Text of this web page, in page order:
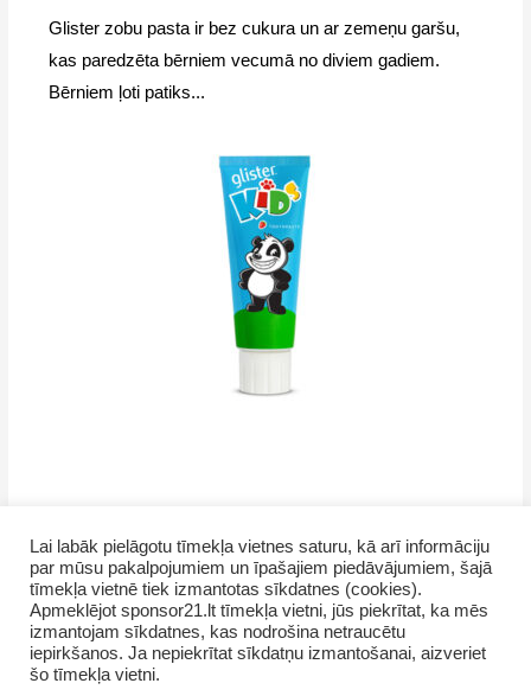
Glister zobu pasta ir bez cukura un ar zemeņu garšu,
kas paredzēta bērniem vecumā no diviem gadiem.
Bērniem ļoti patiks...
Copyright © 2026 GrupasDarbs.lv
Lai labāk pielāgotu tīmekļa vietnes saturu, kā arī informāciju
par mūsu pakalpojumiem un īpašajiem piedāvājumiem, šajā
tīmekļa vietnē tiek izmantotas sīkdatnes (cookies).
Apmeklējot sponsor21.lt tīmekļa vietni, jūs piekrītat, ka mēs
izmantojam sīkdatnes, kas nodrošina netraucētu
iepirkšanos. Ja nepiekrītat sīkdatņu izmantošanai, aizveriet
šo tīmekļa vietni.